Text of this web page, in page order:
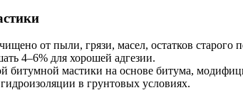
от пыли, грязи, масел, остатков
4–6% для хорошей адгезии.
битумной мастики на основе битума,
в грунтовых условиях.